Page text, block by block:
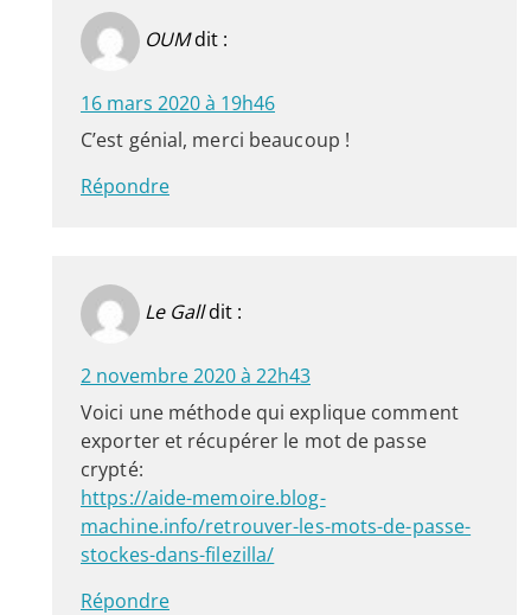
OUM dit :
16 mars 2020 à 19h46
C’est génial, merci beaucoup !
Répondre
Le Gall dit :
2 novembre 2020 à 22h43
Voici une méthode qui explique comment
exporter et récupérer le mot de passe
crypté:
https://aide-memoire.blog-
machine.info/retrouver-les-mots-de-passe-
stockes-dans-filezilla/
Répondre